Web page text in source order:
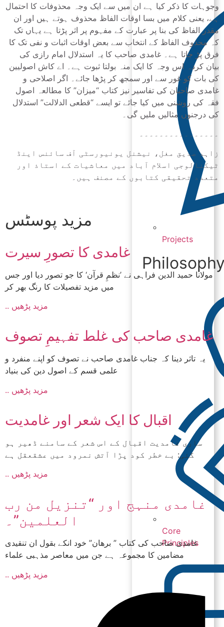
Projects
Core
Principles
مزید پوسٹس
غامدی کا تصورِ سیرت
مولانا حمید الدین فراہی نے ’نظمِ قرآن‘ کا جو تصور دیا اور جس
میں مزید تفصیلات کا رنگ بھر کر
.. مزید پڑھیں
غامدی صاحب کی غلط تفہیمِ تصوف
یہ تاثر دینا کہ جناب غامدی صاحب نے تصوف کو اپنے منفرد و
علمی قسم کے اصول دین کی بنیاد
.. مزید پڑھیں
اقبال کا ایک شعر اور غامدیت
ساری غامدیت اقبال کے اس شعر کے سامنے ڈھیر ہو
گئی: بے خطر کود پڑا آتش نمرود میں عشقعقل ہے
.. مزید پڑھیں
غامدی منہج اور “تنزیل من رب
العلمین”۔
غامدی صاحب کی کتاب ” برھان” خود انکے بقول ان تنقیدی
مضامین کا مجموعہ ہے جن میں معاصر مذہبی علماء
.. مزید پڑھیں
وجوہات کا ذکر کیا ہے ان میں سے ایک وجہ محذوفات کا احتمال
ہے، یعنی کلام میں بسا اوقات الفاظ محذوف ہوتے ہیں اور ان
مقدر الفاظ کی بنا پر عبارت کے مفہوم پر اثر پڑتا ہے یہاں تک
کہ محذوف الفاظ کے انتخاب سے بعض اوقات اثبات و نفی تک کا
فرق پڑ جاتا ہے۔ غامدی صاحب کا یہ استدلال امام رازی کی
بیان کردہ اس وجہ کا ایک منہ بولتا ثبوت ہے۔ اے کاش اصولیین
کی بات کو غور سے اور سمجھ کر پڑھا جائے۔ اگر اصلاحی و
غامدی صاحبان کی تفاسیر نیز کتاب “میزان” کا مطالعہ اصول
فقہ کی روشنی میں کیا جائے تو ایسے “قطعی الدلالت” استدلال
کی درجنوں مثالیں ملیں گی۔
۔۔۔۔۔۔۔۔۔۔۔۔۔۔۔۔
زاہد صدیق مغل، نیشنل یونیورسٹی آف سائنس اینڈ
ٹیکنالوجی اسلام آباد میں معاشیات کے استاذ اور
متعدد تحقیقی کتابوں کے مصنف ہیں۔